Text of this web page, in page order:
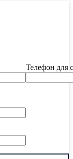
Телефон для